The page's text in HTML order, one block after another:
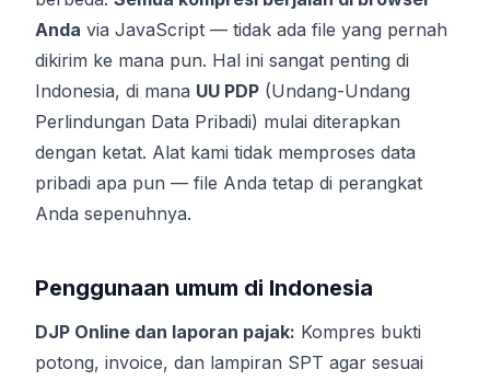
Anda via JavaScript — tidak ada file yang pernah
dikirim ke mana pun. Hal ini sangat penting di
Indonesia, di mana UU PDP (Undang-Undang
Perlindungan Data Pribadi) mulai diterapkan
dengan ketat. Alat kami tidak memproses data
pribadi apa pun — file Anda tetap di perangkat
Anda sepenuhnya.
Penggunaan umum di Indonesia
DJP Online dan laporan pajak: Kompres bukti
potong, invoice, dan lampiran SPT agar sesuai